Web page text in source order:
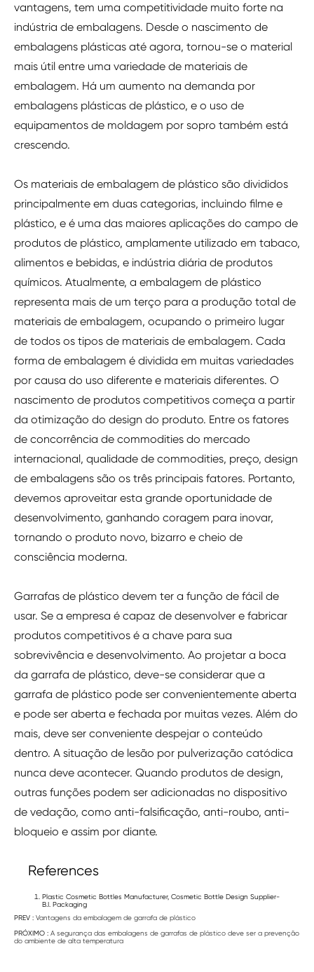
vantagens, tem uma competitividade muito forte na
indústria de embalagens. Desde o nascimento de
embalagens plásticas até agora, tornou-se o material
mais útil entre uma variedade de materiais de
embalagem. Há um aumento na demanda por
embalagens plásticas de plástico, e o uso de
equipamentos de moldagem por sopro também está
crescendo.
Os materiais de embalagem de plástico são divididos
principalmente em duas categorias, incluindo filme e
plástico, e é uma das maiores aplicações do campo de
produtos de plástico, amplamente utilizado em tabaco,
alimentos e bebidas, e indústria diária de produtos
químicos. Atualmente, a embalagem de plástico
representa mais de um terço para a produção total de
materiais de embalagem, ocupando o primeiro lugar
de todos os tipos de materiais de embalagem. Cada
forma de embalagem é dividida em muitas variedades
por causa do uso diferente e materiais diferentes. O
nascimento de produtos competitivos começa a partir
da otimização do design do produto. Entre os fatores
de concorrência de commodities do mercado
internacional, qualidade de commodities, preço, design
de embalagens são os três principais fatores. Portanto,
devemos aproveitar esta grande oportunidade de
desenvolvimento, ganhando coragem para inovar,
tornando o produto novo, bizarro e cheio de
consciência moderna.
Garrafas de plástico devem ter a função de fácil de
usar. Se a empresa é capaz de desenvolver e fabricar
produtos competitivos é a chave para sua
sobrevivência e desenvolvimento. Ao projetar a boca
da garrafa de plástico, deve-se considerar que a
garrafa de plástico pode ser convenientemente aberta
e pode ser aberta e fechada por muitas vezes. Além do
mais, deve ser conveniente despejar o conteúdo
dentro. A situação de lesão por pulverização catódica
nunca deve acontecer. Quando produtos de design,
outras funções podem ser adicionadas no dispositivo
de vedação, como anti-falsificação, anti-roubo, anti-
bloqueio e assim por diante.
References
Plastic Cosmetic Bottles Manufacturer, Cosmetic Bottle Design Supplier-
B.I. Packaging
PREV : Vantagens da embalagem de garrafa de plástico
PRÓXIMO : A segurança das embalagens de garrafas de plástico deve ser a prevenção
do ambiente de alta temperatura